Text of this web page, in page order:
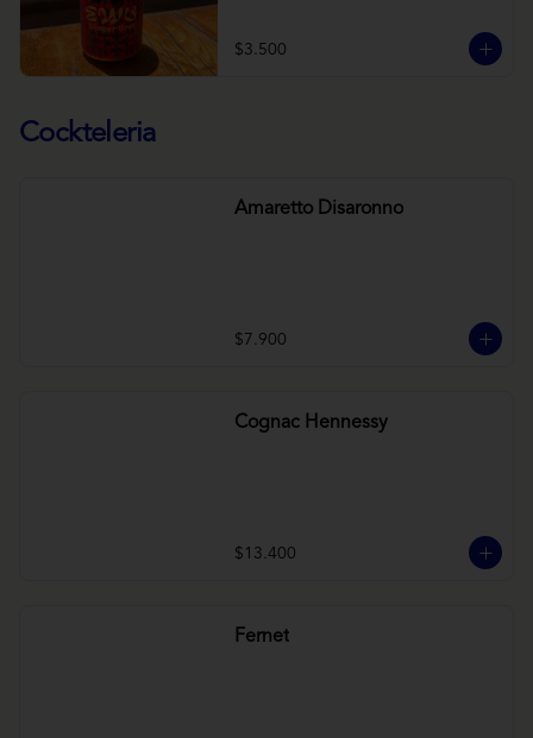
$3.500
Cockteleria
Amaretto Disaronno
$7.900
Cognac Hennessy
$13.400
Fernet